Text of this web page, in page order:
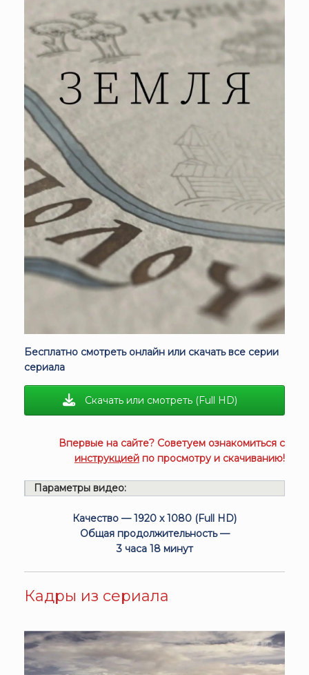
Бесплатно смотреть онлайн или скачать все серии
сериала
Скачать или смотреть (Full HD)
Впервые на сайте? Советуем ознакомиться с
инструкцией по просмотру и скачиванию!
Параметры видео:
Качество — 1920 x 1080 (Full HD)
Общая продолжительность —
3 часа 18 минут
Кадры из сериала